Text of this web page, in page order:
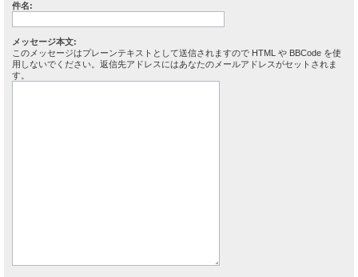
件名:
メッセージ本文:
このメッセージはプレーンテキストとして送信されますので HTML や BBCode を使
用しないでください。返信先アドレスにはあなたのメールアドレスがセットされま
す。